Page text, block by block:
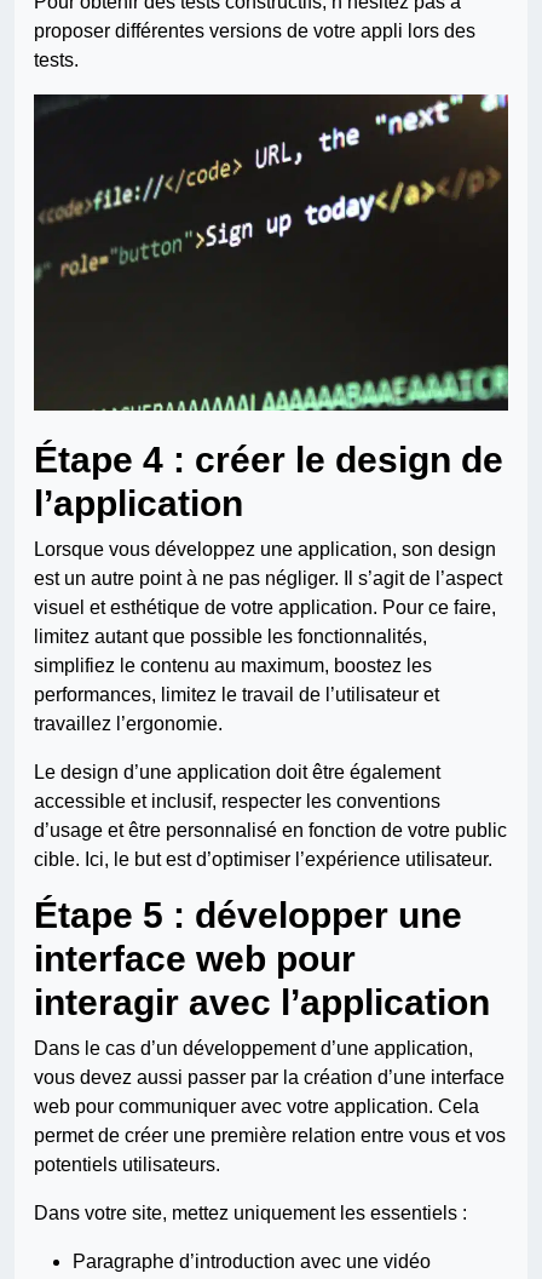
proposer différentes versions de votre appli lors des
tests.
Étape 4 : créer le design de
l’application
Lorsque vous développez une application, son design
est un autre point à ne pas négliger. Il s’agit de l’aspect
visuel et esthétique de votre application. Pour ce faire,
limitez autant que possible les fonctionnalités,
simplifiez le contenu au maximum, boostez les
performances, limitez le travail de l’utilisateur et
travaillez l’ergonomie.
Le design d’une application doit être également
accessible et inclusif, respecter les conventions
d’usage et être personnalisé en fonction de votre public
cible. Ici, le but est d’optimiser l’expérience utilisateur.
Étape 5 : développer une
interface web pour
interagir avec l’application
Dans le cas d’un développement d’une application,
vous devez aussi passer par la création d’une interface
web pour communiquer avec votre application. Cela
permet de créer une première relation entre vous et vos
potentiels utilisateurs.
Dans votre site, mettez uniquement les essentiels :
Paragraphe d’introduction avec une vidéo